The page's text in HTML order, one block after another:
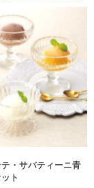
テ・サバティーニ青
ト